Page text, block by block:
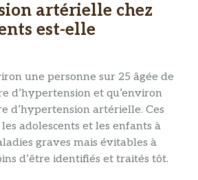
artérielle chez
est-elle
une personne sur 25 âgée de
d’hypertension et qu’environ
d’hypertension artérielle. Ces
adolescents et les enfants à
graves mais évitables à
d’être identifiés et traités tôt.